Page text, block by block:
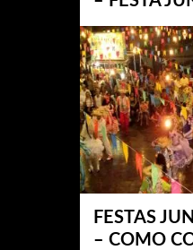
FESTAS
– COMO